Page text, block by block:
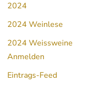
2024
2024 Weinlese
2024 Weissweine
Anmelden
Eintrags-Feed